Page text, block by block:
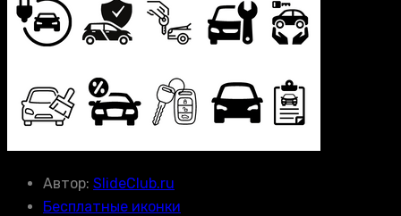
Автор: SlideClub.ru
Бесплатные иконки